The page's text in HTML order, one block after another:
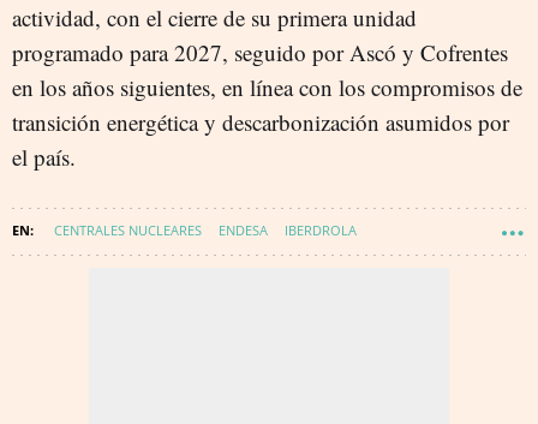
actividad, con el cierre de su primera unidad
programado para 2027, seguido por Ascó y Cofrentes
en los años siguientes, en línea con los compromisos de
transición energética y descarbonización asumidos por
el país.
CENTRALES NUCLEARES ENDESA IBERDROLA